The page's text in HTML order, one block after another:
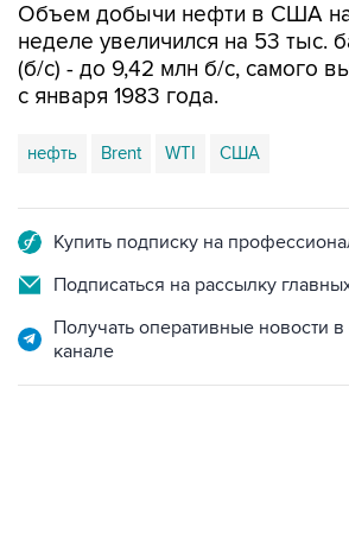
Объем добычи нефти в США
неделе увеличился на 53 тыс.
(б/с) - до 9,42 млн б/с, самого
с января 1983 года.
нефть Brent WTI США
Купить подписку на
Подписаться на рассылку
Получать оперативные новости
канале